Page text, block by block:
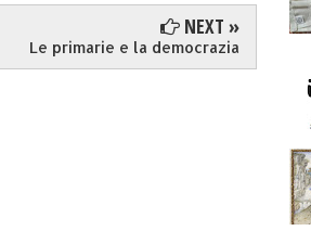
NEXT »
Le primarie e la democrazia